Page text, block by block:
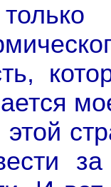
этой